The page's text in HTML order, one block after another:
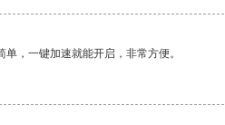
，一键加速就能开启，非常方便。